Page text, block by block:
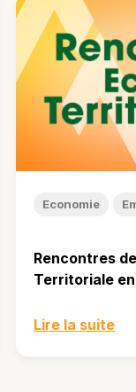
Economie
Rencontres
Territoriale
Lire la suite